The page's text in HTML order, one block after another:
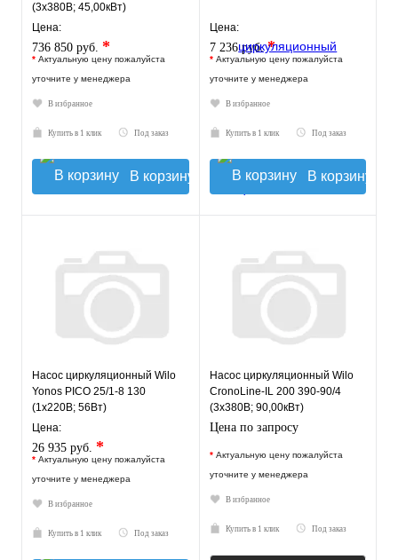
(3х380В; 45,00кВт)
Цена:
736 850 руб. *
* Актуальную цену пожалуйста
уточните у менеджера
В избранное
Купить в 1 клик Под заказ
В корзину
Цена:
7 236 руб.*
* Актуальную цену пожалуйста
уточните у менеджера
В избранное
Купить в 1 клик Под заказ
В корзину
Насос циркуляционный Wilo
Yonos PICO 25/1-8 130
(1х220В; 56Вт)
Цена:
26 935 руб. *
* Актуальную цену пожалуйста
уточните у менеджера
В избранное
Купить в 1 клик Под заказ
Насос циркуляционный Wilo
CronoLine-IL 200 390-90/4
(3х380В; 90,00кВт)
Цена по запросу
* Актуальную цену пожалуйста
уточните у менеджера
В избранное
Купить в 1 клик Под заказ